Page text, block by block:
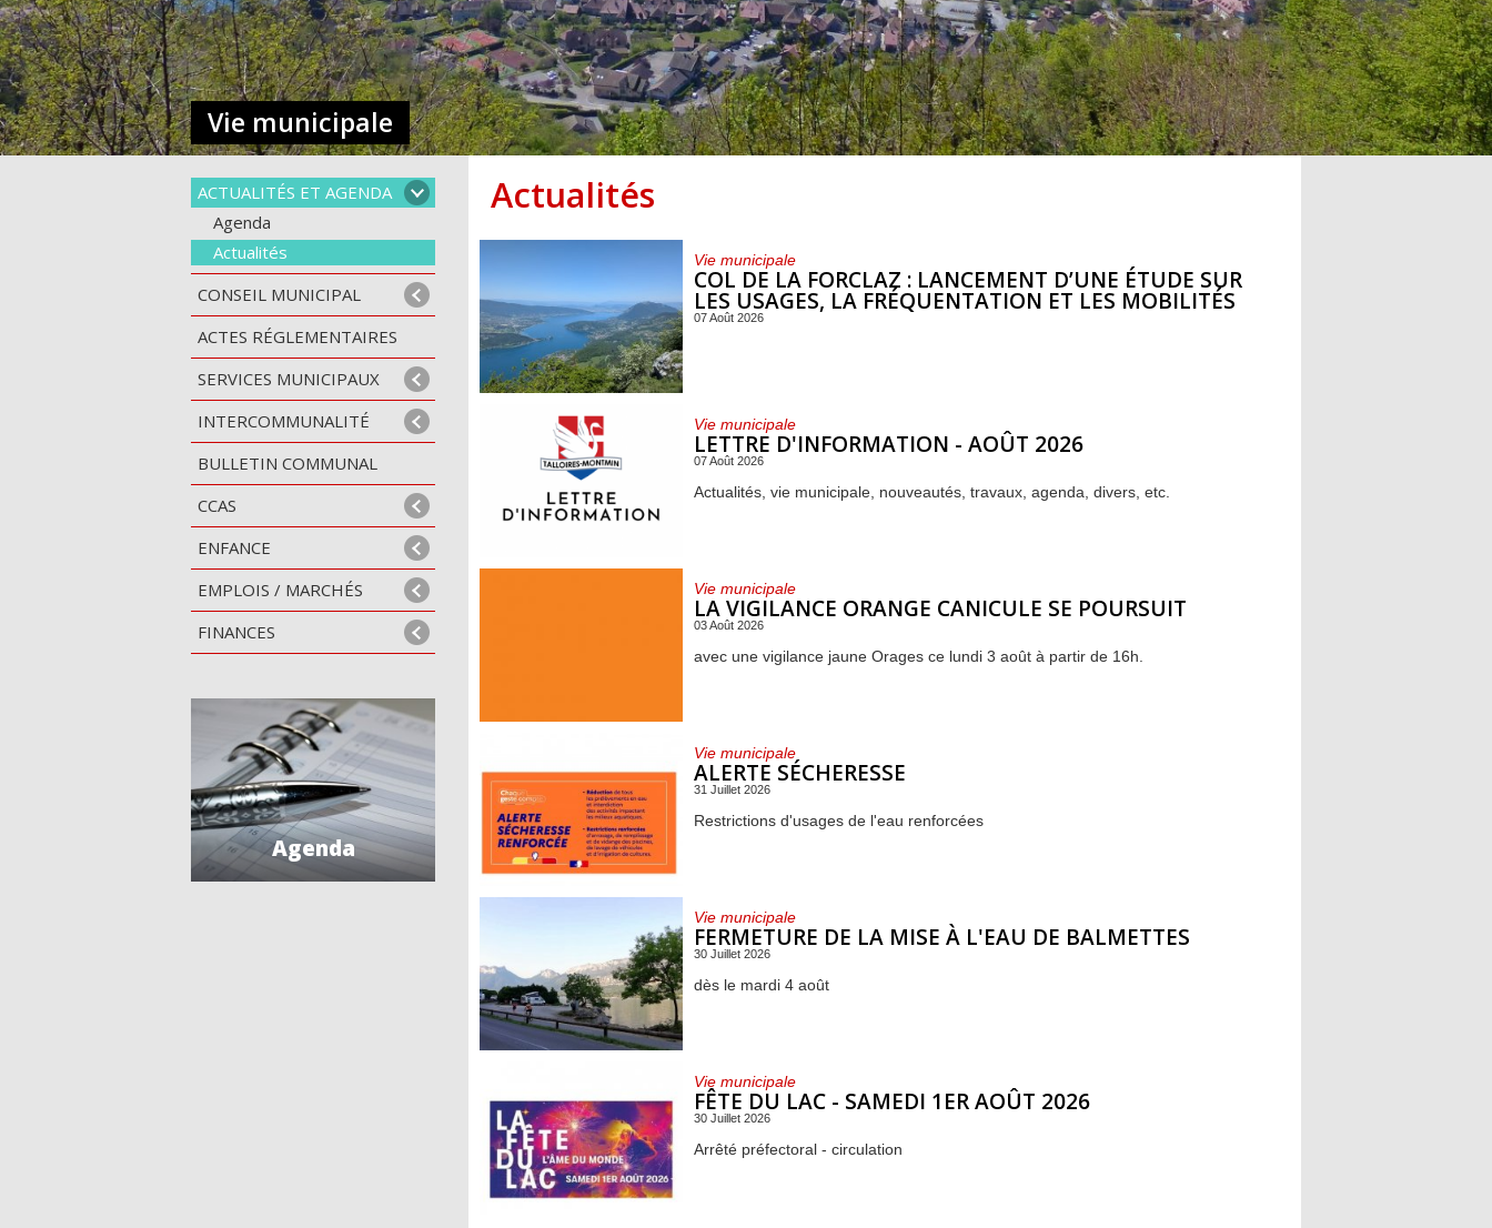
Centre de loisirs et
périscolaire
Mercredis
périscolaire
Vacances scolaires
Subventions
ACTUALITÉS ET AGENDA
Agenda
Actualités
CONSEIL MUNICIPAL
ACTES RÉGLEMENTAIRES
SERVICES MUNICIPAUX
INTERCOMMUNALITÉ
BULLETIN COMMUNAL
CCAS
ENFANCE
EMPLOIS / MARCHÉS
FINANCES
Agenda
Vie municipale
Actualités
Vie municipale
COL DE LA FORCLAZ : LANCEMENT D’UNE ÉTUDE SUR
LES USAGES, LA FRÉQUENTATION ET LES MOBILITÉS
07 Août 2026
Vie municipale
LETTRE D'INFORMATION - AOÛT 2026
07 Août 2026
Actualités, vie municipale, nouveautés, travaux, agenda, divers, etc.
Vie municipale
LA VIGILANCE ORANGE CANICULE SE POURSUIT
03 Août 2026
avec une vigilance jaune Orages ce lundi 3 août à partir de 16h.
Vie municipale
ALERTE SÉCHERESSE
31 Juillet 2026
Restrictions d'usages de l'eau renforcées
Vie municipale
FERMETURE DE LA MISE À L'EAU DE BALMETTES
30 Juillet 2026
dès le mardi 4 août
Vie municipale
FÊTE DU LAC - SAMEDI 1ER AOÛT 2026
30 Juillet 2026
Arrêté préfectoral - circulation